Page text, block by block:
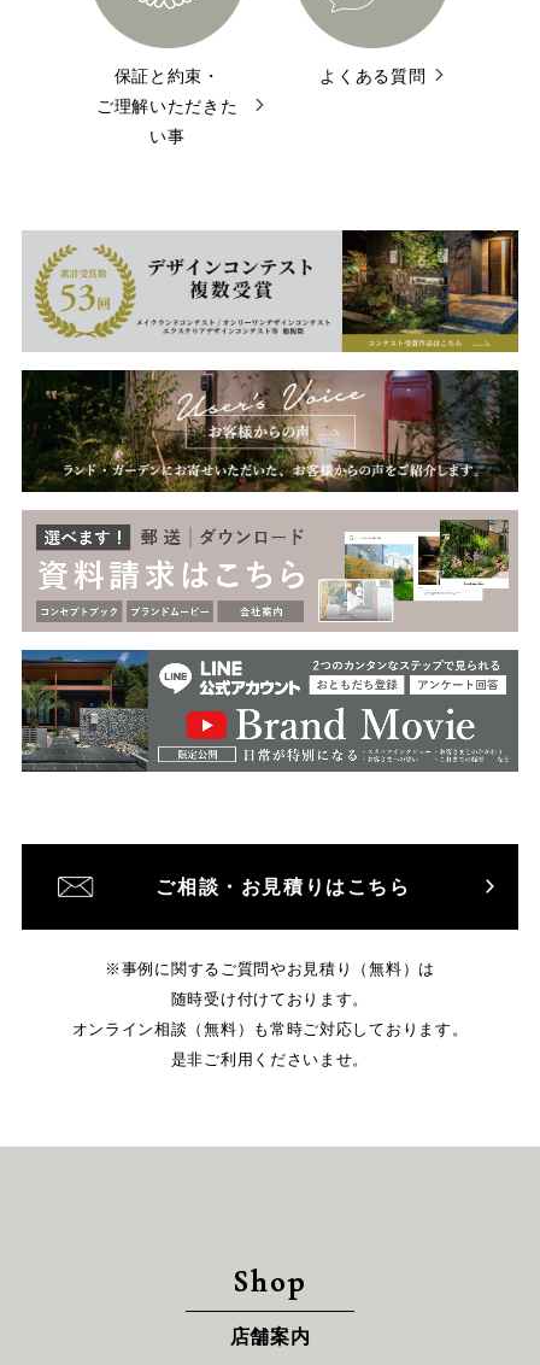
保証と約束・
ご理解いただきた
い事
よくある質問
ご相談・お見積りはこちら
※事例に関するご質問やお見積り（無料）は
随時受け付けております。
オンライン相談（無料）も常時ご対応しております。
是非ご利用くださいませ。
Shop
店舗案内